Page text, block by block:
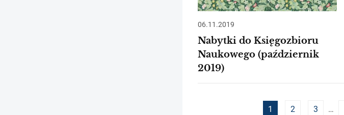
06.11.2019
Nabytki do Księgozbioru
Naukowego (październik
2019)
1 2 3 …